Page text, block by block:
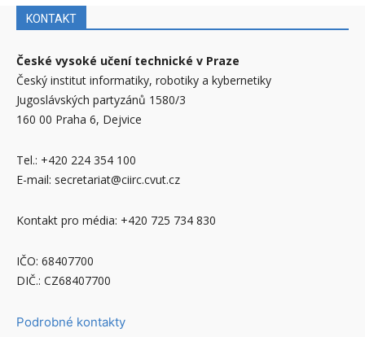
KONTAKT
České vysoké učení technické v Praze
Český institut informatiky, robotiky a kybernetiky
Jugoslávských partyzánů 1580/3
160 00 Praha 6, Dejvice
Tel.: +420 224 354 100
E-mail: secretariat@ciirc.cvut.cz
Kontakt pro média: +420 725 734 830
IČO: 68407700
DIČ.: CZ68407700
Podrobné kontakty